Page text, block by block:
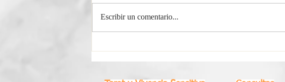
Escribir un comentario...